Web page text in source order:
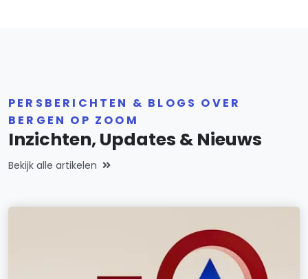
PERSBERICHTEN & BLOGS OVER
BERGEN OP ZOOM
Inzichten, Updates & Nieuws
Bekijk alle artikelen